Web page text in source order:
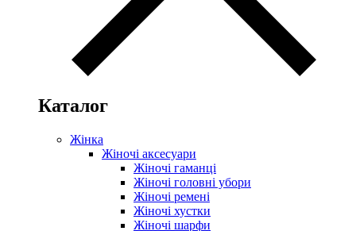
Каталог
Жінка
Жіночі аксесуари
Жіночі гаманці
Жіночі головні убори
Жіночі ремені
Жіночі хустки
Жіночі шарфи